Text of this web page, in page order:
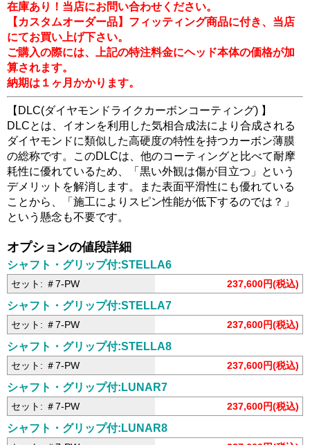
在庫あり！当店にお問い合わせください。
【カスタムオーダー品】フィッティング商品に付き、当店
にてお買い上げ下さい。
ご購入の際には、上記の特注料金にヘッド本体の価格が加
算されます。
納期は１ヶ月かかります。
【DLC(ダイヤモンドライクカーボンコーティング) 】
DLCとは、イオンを利用した気相合成法により合成される
ダイヤモンドに類似した高硬度の特性を持つカーボン薄膜
の総称です。このDLCは、他のコーティングと比べて耐摩
耗性に優れているため、「黒い外観は傷が目立つ」という
デメリットを解消します。また表面平滑性にも優れている
ことから、「施工によりスピン性能が低下するのでは？」
という懸念も不要です。
オプションの値段詳細
シャフト・グリップ付:STELLA6
セット: ＃7-PW 237,600円(税込)
シャフト・グリップ付:STELLA7
セット: ＃7-PW 237,600円(税込)
シャフト・グリップ付:STELLA8
セット: ＃7-PW 237,600円(税込)
シャフト・グリップ付:LUNAR7
セット: ＃7-PW 237,600円(税込)
シャフト・グリップ付:LUNAR8